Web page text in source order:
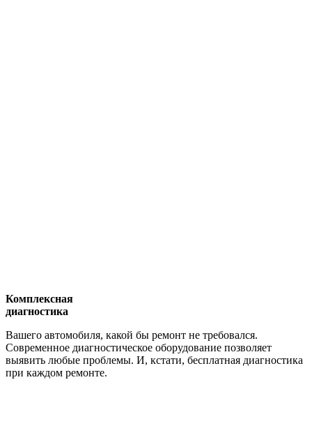
Комплексная
диагностика
Вашего автомобиля, какой бы ремонт не требовался.
Современное диагностическое оборудование позволяет
выявить любые проблемы. И, кстати, бесплатная диагностика
при каждом ремонте.